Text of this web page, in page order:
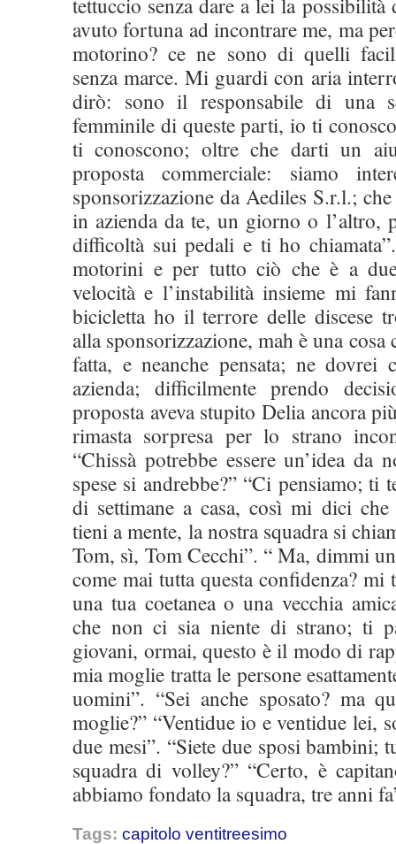
avuto fortuna ad incontrare me, ma
motorino? ce ne sono di quelli
senza marce. Mi guardi con aria
dirò: sono il responsabile di una
femminile di queste parti, io ti
ti conoscono; oltre che darti un
proposta commerciale: siamo
sponsorizzazione da Aediles S.r.l.;
in azienda da te, un giorno o
difficoltà sui pedali e ti ho
motorini e per tutto ciò che è a
velocità e l’instabilità insieme mi
bicicletta ho il terrore delle discese
alla sponsorizzazione, mah è una
fatta, e neanche pensata; ne dovrei
azienda; difficilmente prendo
proposta aveva stupito Delia ancora
rimasta sorpresa per lo strano
“Chissà potrebbe essere un’idea da
spese si andrebbe?” “Ci pensiamo; ti
di settimane a casa, così mi dici
tieni a mente, la nostra squadra si
Tom, sì, Tom Cecchi”. “ Ma, dimmi
come mai tutta questa confidenza?
una tua coetanea o una vecchia
che non ci sia niente di strano; ti
giovani, ormai, questo è il modo di
mia moglie tratta le persone
uomini”. “Sei anche sposato? ma
moglie?” “Ventidue io e ventidue lei,
due mesi”. “Siete due sposi bambini;
squadra di volley?” “Certo, è
abbiamo fondato la squadra, tre anni
Tags: capitolo ventitreesimo